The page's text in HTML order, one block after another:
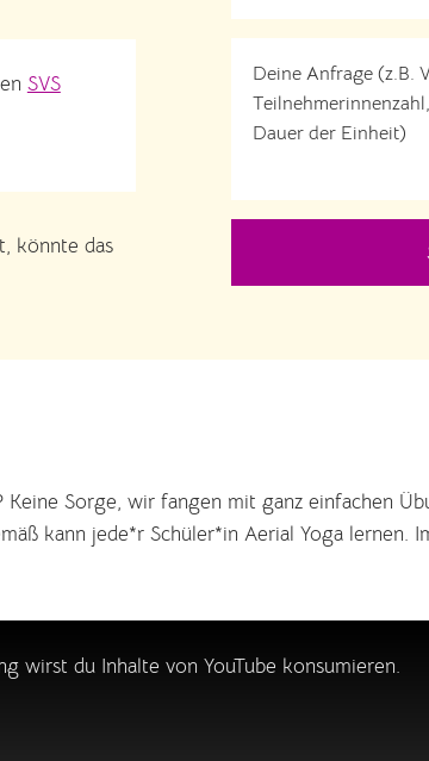
SVS
könnte das
Sorge, wir fangen mit ganz einfachen
kann jede*r Schüler*in Aerial Yoga lernen.
wirst du Inhalte von YouTube konsumieren.